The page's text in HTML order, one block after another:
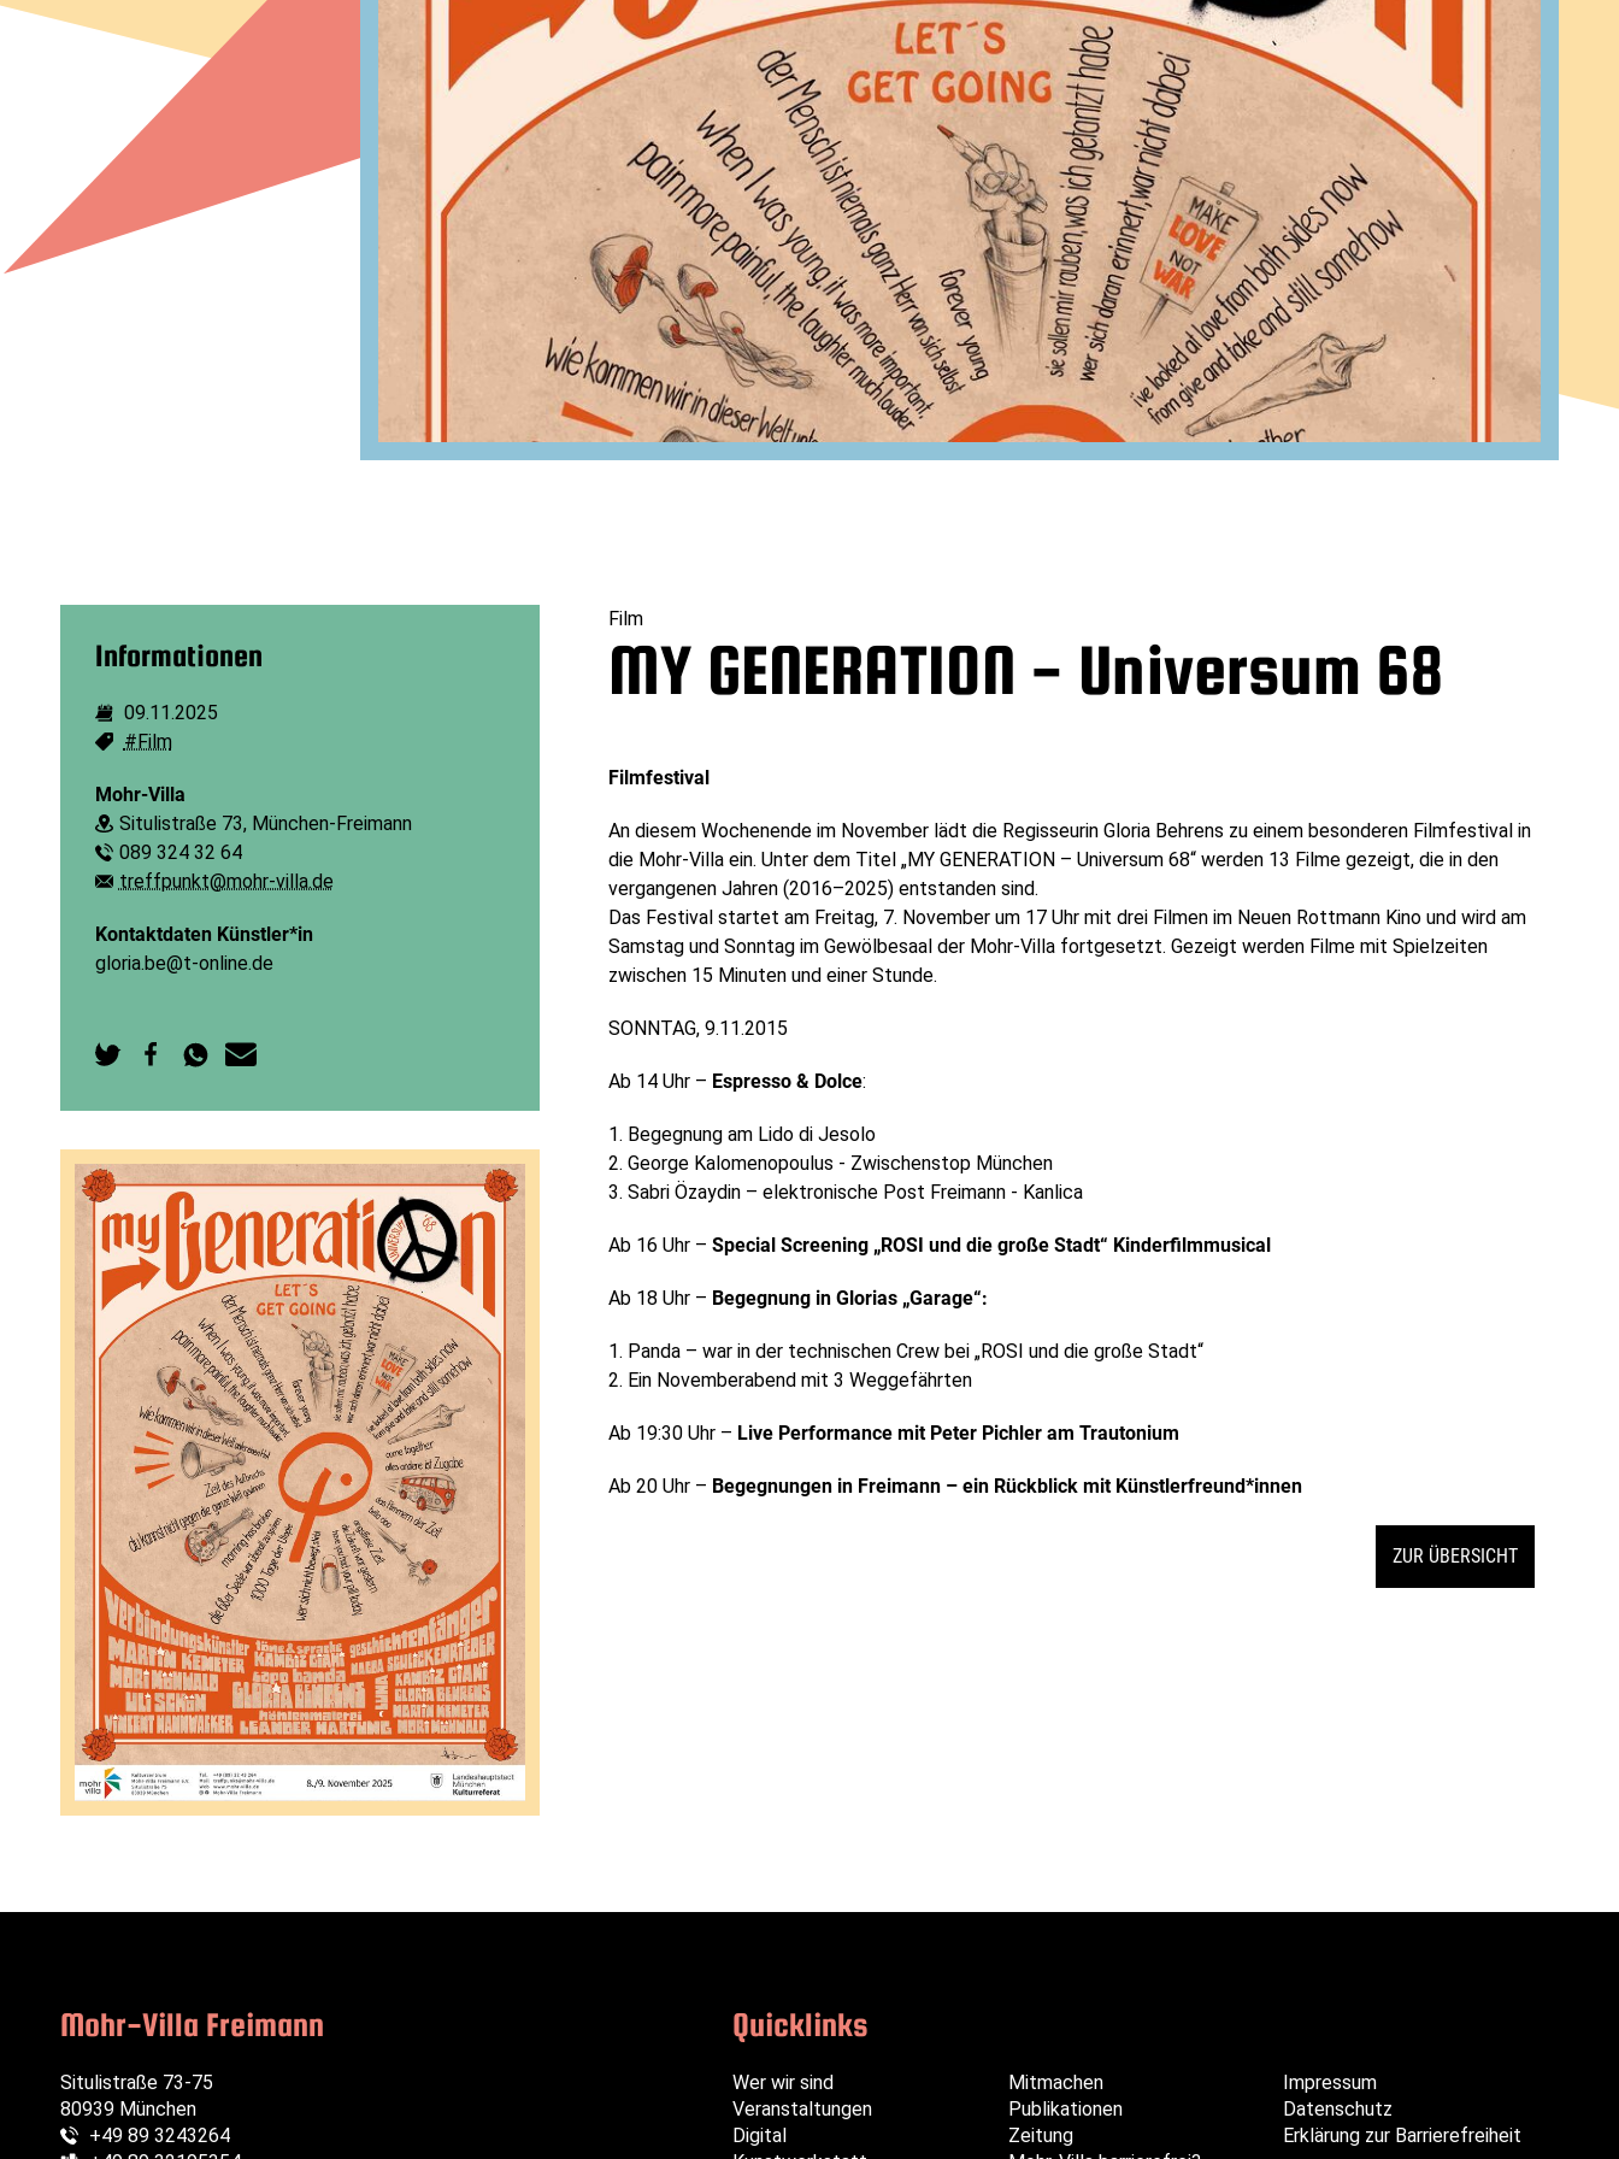
Film
MY GENERATION - Universum 68
Filmfestival
An diesem Wochenende im November lädt die Regisseurin Gloria Behrens zu einem besonderen Filmfestival in
die Mohr-Villa ein. Unter dem Titel „MY GENERATION – Universum 68“ werden 13 Filme gezeigt, die in den
vergangenen Jahren (2016–2025) entstanden sind.
Das Festival startet am Freitag, 7. November um 17 Uhr mit drei Filmen im Neuen Rottmann Kino und wird am
Samstag und Sonntag im Gewölbesaal der Mohr-Villa fortgesetzt. Gezeigt werden Filme mit Spielzeiten
zwischen 15 Minuten und einer Stunde.
SONNTAG, 9.11.2015
Ab 14 Uhr – Espresso & Dolce:
1. Begegnung am Lido di Jesolo
2. George Kalomenopoulus - Zwischenstop München
3. Sabri Özaydin – elektronische Post Freimann - Kanlica
Ab 16 Uhr –Special Screening „ROSI und die große Stadt“ Kinderfilmmusical
Ab 18 Uhr – Begegnung in Glorias „Garage“:
1. Panda – war in der technischen Crew bei „ROSI und die große Stadt“
2. Ein Novemberabend mit 3 Weggefährten
Ab 19:30 Uhr – Live Performance mit Peter Pichler am Trautonium
Ab 20 Uhr – Begegnungen in Freimann – ein Rückblick mit Künstlerfreund*innen
ZUR ÜBERSICHT
Informationen
Dauer:
09.11.2025
Schlagworte:
#Film
Mohr-Villa
Ort:
Situlistraße 73, München-Freimann
Telefon:
089 324 32 64
E-Mail:
treffpunkt@mohr-villa.de
Kontaktdaten Künstler*in
gloria.be@t-online.de
Twitter
teilen
Facebook
teilen
WhatsApp
senden
E-
Mail
senden
Mohr-Villa Freimann
Situlistraße 73-75
80939 München
Telefon:
+49 89 3243264
Quicklinks
Navigation
überspringen
Wer wir sind
Veranstaltungen
Digital
Navigation
überspringen
Mitmachen
Publikationen
Zeitung
Navigation
überspringen
Impressum
Datenschutz
Erklärung zur Barrierefreiheit